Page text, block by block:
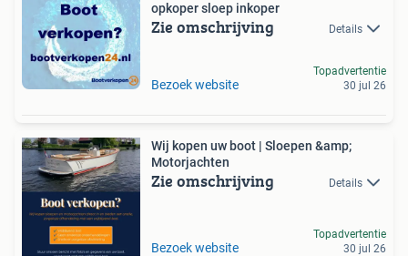
opkoper sloep inkoper
Zie omschrijving Details
Bezoek website
Topadvertentie
30 jul 26
Wij kopen uw boot | Sloepen &amp;
Motorjachten
Zie omschrijving Details
Bezoek website
Topadvertentie
30 jul 26